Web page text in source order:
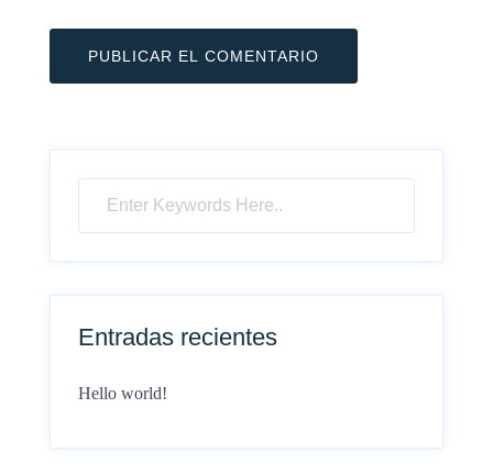
Entradas recientes
Hello world!